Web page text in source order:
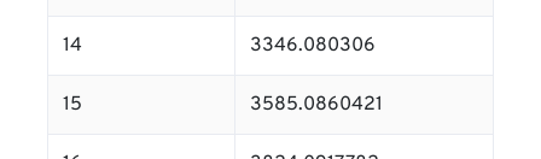
14 3346.080306
15 3585.0860421